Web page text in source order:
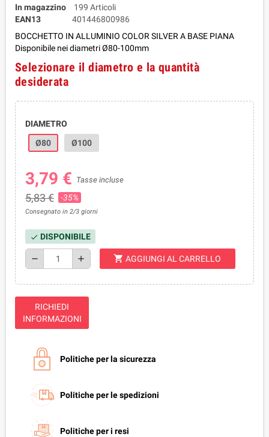
In magazzino
199 Articoli
EAN13
401446800986
BOCCHETTO IN ALLUMINIO COLOR SILVER A BASE PIANA
Disponibile nei diametri Ø80-100mm
Selezionare il diametro e la quantità
desiderata
DIAMETRO
Ø80
Ø100
3,79 € Tasse incluse
5,83 € -35%
Consegnato in 2/3 giorni
check DISPONIBILE
remove add shopping_cart AGGIUNGI AL CARRELLO
RICHIEDI
INFORMAZIONI
Politiche per la sicurezza
Politiche per le spedizioni
Politiche per i resi